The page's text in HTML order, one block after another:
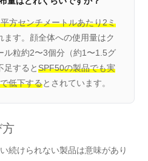
方センチメートルあたり2ミ
ます。顔全体への使用量はク
ル粒約2〜3個分（約1〜1.5グ
足するとSPF50の製品でも実
低下するとされています。
方
続けられない製品は意味があり